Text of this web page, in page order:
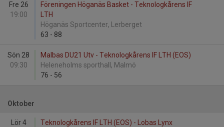
Fre 26
19:00
Föreningen Höganäs Basket - Teknologkårens IF
LTH
Höganäs Sportcenter, Lerberget
63 - 88
Sön 28
09:30
Malbas DU21 Utv - Teknologkårens IF LTH (EOS)
Heleneholms sporthall, Malmö
76 - 56
Oktober
Lör 4
Teknologkårens IF LTH (EOS) - Lobas Lynx